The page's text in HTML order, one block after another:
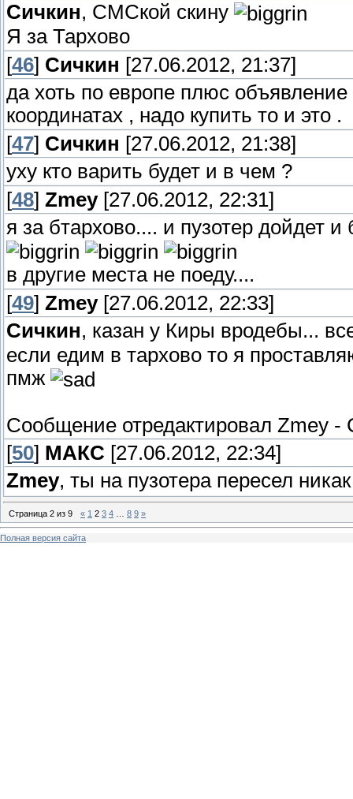
Сичкин, CМСкой скину
Я за Тархово
[46] Сичкин [27.06.2012, 21:37]
да хоть по европе плюс
координатах , надо купить то и это .
[47] Сичкин [27.06.2012, 21:38]
уху кто варить будет и в чем ?
[48] Zmey[27.06.2012, 22:31]
я за бтархово.... и пузотер дойдет
в другие места не поеду....
[49] Zmey[27.06.2012, 22:33]
Сичкин, казан у Киры вродебы...
если едим в тархово то я
пмж
Сообщение отредактировал Zmey -
[50] МАКС [27.06.2012, 22:34]
Zmey, ты на пузотера пересел
Страница 2 из 9 « 1 2 3 4 8 9 »
Полная версия сайта